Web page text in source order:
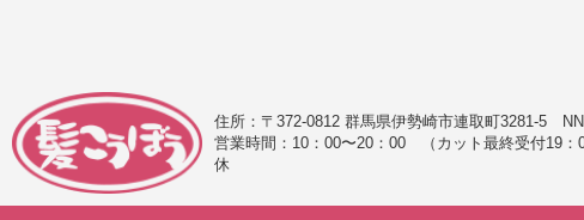
住所：〒372-0812 群馬県伊勢崎市連取町3281-5
営業時間：10：00〜20：00
（カット最終受付19
休